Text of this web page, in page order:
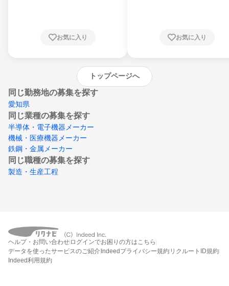
崎県、熊本県、大分県、宮崎県、鹿児島県、
お気に入り お気に入り
トップページへ
同じ勤務地の募集を探す
愛知県
同じ業種の募集を探す
半導体・電子機器メーカー
機械・医療機器メーカー
鉄鋼・金属メーカー
同じ職種の募集を探す
製造・生産工程
ヘルプ・お問い合わせ ログインでお困りの方はこちら
データを使ったサービスのご紹介Indeedプライバシー規約 リクルートID規約
Indeed利用規約